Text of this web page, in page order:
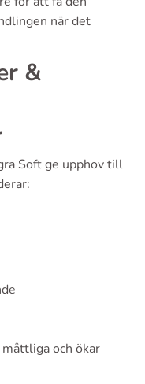
när det
&
Soft ge upphov till
och ökar